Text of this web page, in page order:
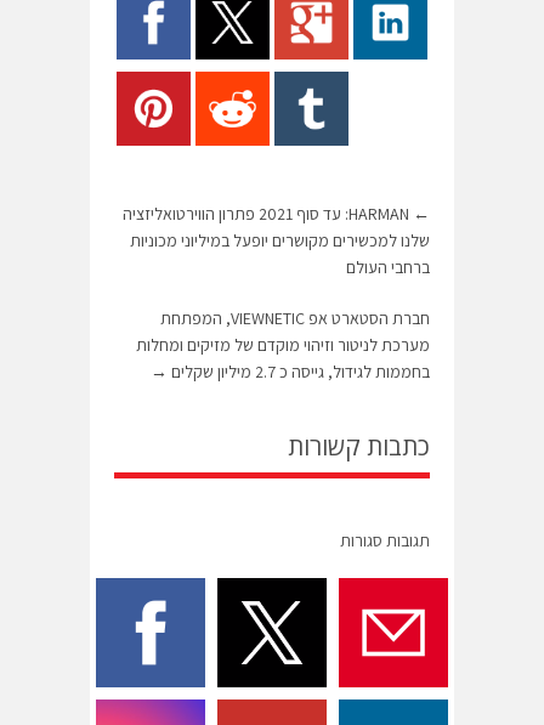
←
HARMAN: עד סוף 2021 פתרון הווירטואליזציה
שלנו למכשירים מקושרים יופעל במיליוני מכוניות
ברחבי העולם
חברת הסטארט אפ VIEWNETIC, המפתחת
מערכת לניטור וזיהוי מוקדם של מזיקים ומחלות
בחממות לגידול, גייסה כ 2.7 מיליון שקלים
→
כתבות קשורות
תגובות סגורות